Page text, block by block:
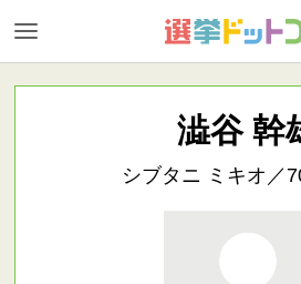
澁谷 幹
シブタニ ミキオ／